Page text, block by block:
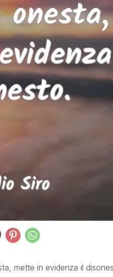
mette in evidenza il